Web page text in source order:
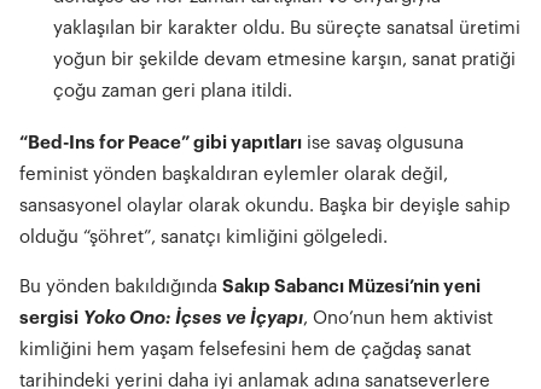
yaklaşılan bir karakter oldu. Bu süreçte sanatsal üretimi
yoğun bir şekilde devam etmesine karşın, sanat pratiği
çoğu zaman geri plana itildi.
“Bed-Ins for Peace” gibi yapıtları ise savaş olgusuna
feminist yönden başkaldıran eylemler olarak değil,
sansasyonel olaylar olarak okundu. Başka bir deyişle sahip
olduğu “şöhret”, sanatçı kimliğini gölgeledi.
Bu yönden bakıldığında Sakıp Sabancı Müzesi’nin yeni
sergisi Yoko Ono: İçses ve İçyapı, Ono’nun hem aktivist
kimliğini hem yaşam felsefesini hem de çağdaş sanat
tarihindeki yerini daha iyi anlamak adına sanatseverlere